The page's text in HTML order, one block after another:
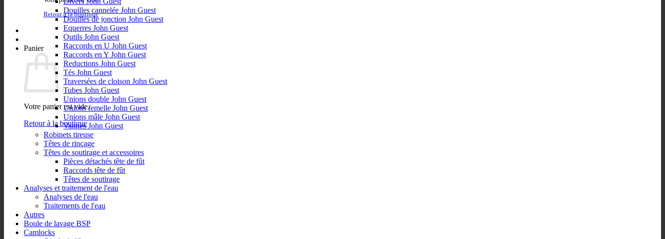
Retour à la boutique
Panier
Votre panier est vide.
Retour à la boutique
Douilles cannelée John Guest
Douilles de jonction John Guest
Equerres John Guest
Outils John Guest
Raccords en U John Guest
Raccords en Y John Guest
Reductions John Guest
Tés John Guest
Traversées de cloison John Guest
Tubes John Guest
Unions double John Guest
Unions femelle John Guest
Unions mâle John Guest
Vannes John Guest
Robinets tireuse
Têtes de rinçage
Têtes de soutirage et accessoires
Pièces détachés tête de fût
Raccords tête de fût
Têtes de soutirage
Analyses et traitement de l'eau
Analyses de l'eau
Traitements de l'eau
Autres
Boule de lavage BSP
Camlocks